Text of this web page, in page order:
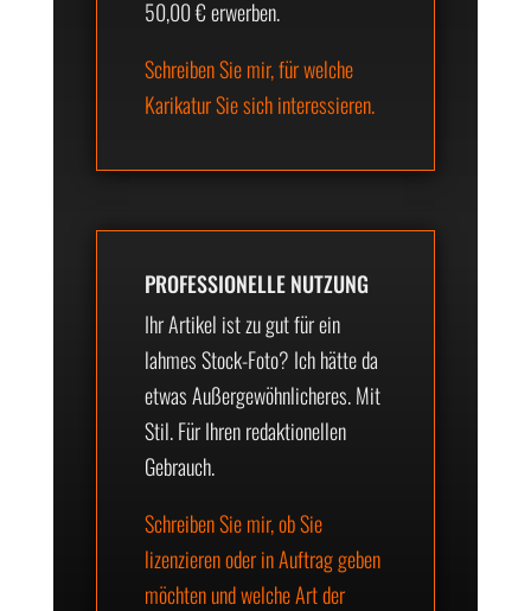
50,00 € erwerben.
Schreiben Sie mir, für welche
Karikatur Sie sich interessieren.
PROFESSIONELLE NUTZUNG
Ihr Artikel ist zu gut für ein
lahmes Stock-Foto? Ich hätte da
etwas Außergewöhnlicheres. Mit
Stil. Für Ihren redaktionellen
Gebrauch.
Schreiben Sie mir, ob Sie
lizenzieren oder in Auftrag geben
möchten und welche Art der